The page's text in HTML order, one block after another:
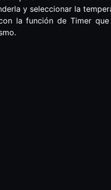
y seleccionar la
la función de Timer